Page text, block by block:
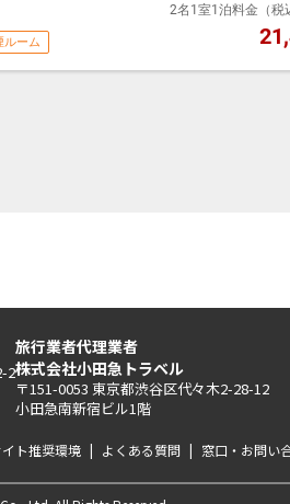
・敷地内全面禁煙です。※1F,2Fに喫煙スペ
・24時～5時の間、正面玄関を施錠致します
・箱根湯本駅から温泉場送迎バス（有料:200
ルーム
2名1室1泊料金（税
2
旅行業者代理業者
株式会社小田急トラベル
〒151-0053 東京都渋谷区代々木2-28-12
小田急南新宿ビル1階
ト推奨環境 | よくある質問 | 窓口・お問い